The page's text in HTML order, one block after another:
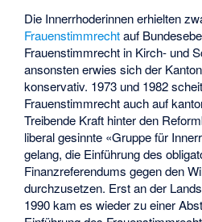
Die Innerrhoderinnen erhielten
Frauenstimmrechtauf
Frauenstimmrecht in Kirch- und
ansonsten erwies sich der
konservativ. 1973 und 1982
Frauenstimmrecht auch auf
Treibende Kraft hinter den
liberal gesinnte «Gruppe für
gelang, die Einführung des
Finanzreferendums gegen den
durchzusetzen. Erst an der
1990 kam es wieder zu einer